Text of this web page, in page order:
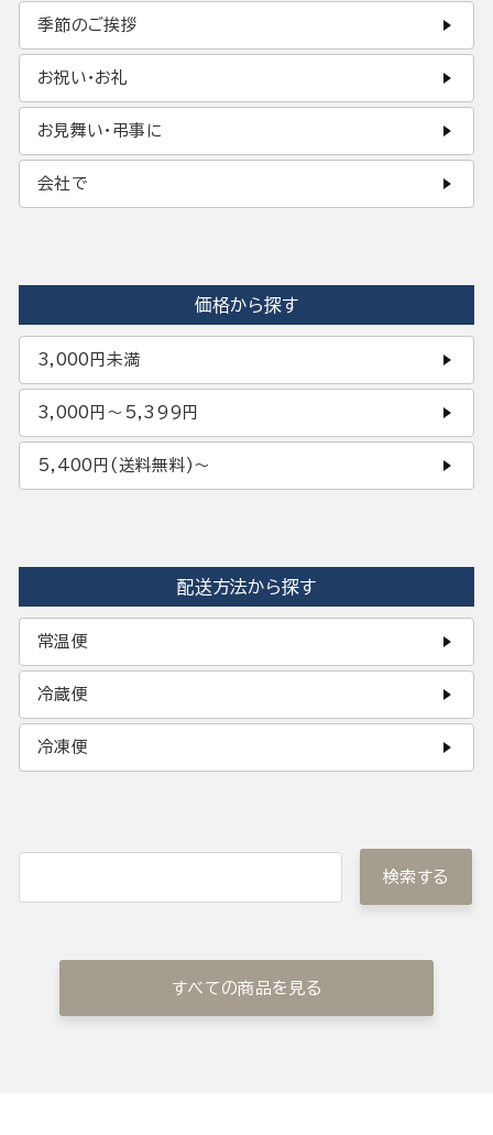
季節のご挨拶
お祝い・お礼
お見舞い・弔事に
会社で
価格から探す
3,000円未満
3,000円〜5,399円
5,400円(送料無料)〜
配送方法から探す
常温便
冷蔵便
冷凍便
検索する
すべての商品を見る